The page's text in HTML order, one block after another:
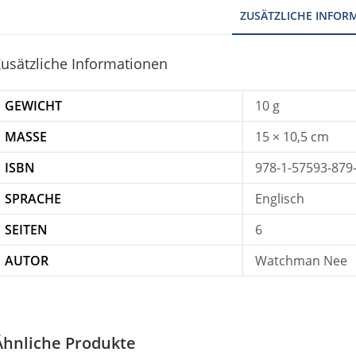
ZUSÄTZLICHE
Informationen
GEWICHT
10 g
MASSE
15 × 10,5 cm
ISBN
978-1-57593-
SPRACHE
Englisch
SEITEN
6
AUTOR
Watchman Nee
Produkte